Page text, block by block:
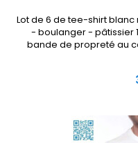
Lot de 6 de tee-shirt
- boulanger - pâtissier
bande de propreté au